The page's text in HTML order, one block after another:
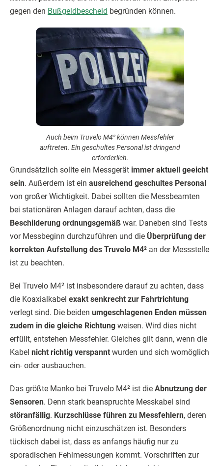
gegen den Bußgeldbescheid begründen können.
Auch beim Truvelo M4² können Messfehler
auftreten. Ein geschultes Personal ist dringend
erforderlich.
Grundsätzlich sollte ein Messgerät immer aktuell geeicht
sein. Außerdem ist ein ausreichend geschultes Personal
von großer Wichtigkeit. Dabei sollten die Messbeamten
bei stationären Anlagen darauf achten, dass die
Beschilderung ordnungsgemäß war. Daneben sind Tests
vor Messbeginn durchzuführen und die Überprüfung der
korrekten Aufstellung des Truvelo M4² an der Messstelle
ist zu beachten.
Bei Truvelo M4² ist insbesondere darauf zu achten, dass
die Koaxialkabel exakt senkrecht zur Fahrtrichtung
verlegt sind. Die beiden umgeschlagenen Enden müssen
zudem in die gleiche Richtung weisen. Wird dies nicht
erfüllt, entstehen Messfehler. Gleiches gilt dann, wenn die
Kabel nicht richtig verspannt wurden und sich womöglich
ein- oder ausbauchen.
Das größte Manko bei Truvelo M4² ist die Abnutzung der
Sensoren. Denn stark beanspruchte Messkabel sind
störanfällig. Kurzschlüsse führen zu Messfehlern, deren
Größenordnung nicht einzuschätzen ist. Besonders
tückisch dabei ist, dass es anfangs häufig nur zu
sporadischen Fehlmessungen kommt. Vorschriften zur